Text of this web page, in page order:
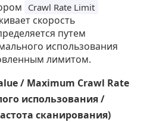
Crawl Rate Limit
скорость
путем
использования
лимитом.
/ Maximum Crawl Rate
использования /
сканирования)